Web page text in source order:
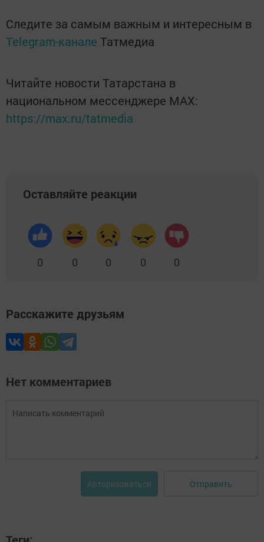
Следите за самым важным и интересным в
Telegram-канале Татмедиа
Читайте новости Татарстана в
национальном мессенджере MАХ:
https://max.ru/tatmedia
Оставляйте реакции
0 0 0 0 0
Расскажите друзьям
Нет комментариев
Авторизоваться Отправить